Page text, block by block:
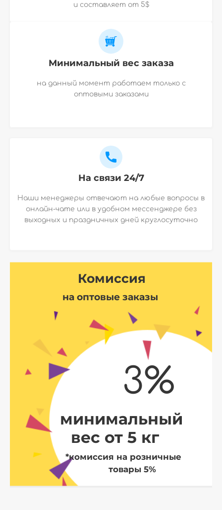
и составляет от 5$
Минимальный вес заказа
на данный момент работаем только с
оптовыми заказами
На связи 24/7
Наши менеджеры отвечают на любые вопросы в
онлайн-чате или в удобном мессенджере без
выходных и праздничных дней круглосуточно
Комиссия
на оптовые заказы
3%
минимальный
вес от 5 кг
*комиссия на розничные
товары 5%